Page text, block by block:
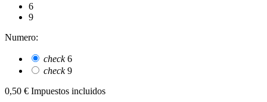
6
9
Numero:
check 6
check 9
0,50 € Impuestos incluidos